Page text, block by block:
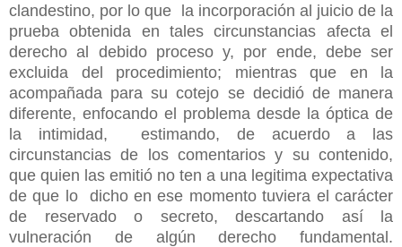
clandestino, por lo que la incorporación al juicio de la
prueba obtenida en tales circunstancias afecta el
derecho al debido proceso y, por ende, debe ser
excluida del procedimiento; mientras que en la
acompañada para su cotejo se decidió de manera
diferente, enfocando el problema desde la óptica de
la intimidad, estimando, de acuerdo a las
circunstancias de los comentarios y su contenido,
que quien las emitió no ten a una legitima expectativa
de que lo dicho en ese momento tuviera el carácter
de reservado o secreto, descartando así la
vulneración de algún derecho fundamental.